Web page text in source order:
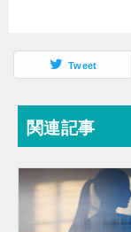
Tweet
関連記事